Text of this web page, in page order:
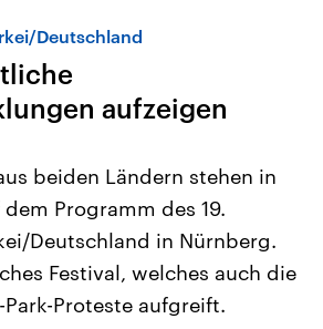
Anhalt
am 6.
neuen
das
USA
Aktuelle Beiträge,
Hintergründe
Wirtschaftlich und
gehören die Vereinigten
den mächtigsten Ländern
Deutschland
aufzeigen
beiden Ländern stehen in
Programm des 19.
Deutschland in Nürnberg.
Festival, welches auch die
Park-Proteste aufgreift.